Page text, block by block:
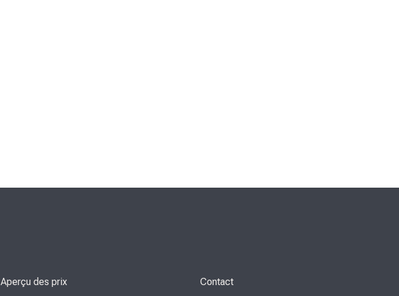
Aperçu des prix Contact